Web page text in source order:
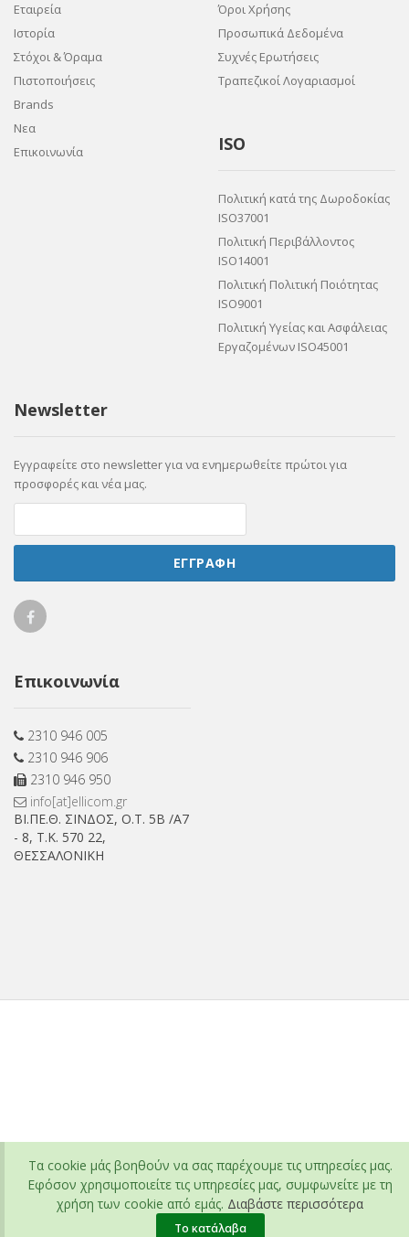
Εταιρεία
Ιστορία
Στόχοι & Όραμα
Πιστοποιήσεις
Brands
Νεα
Επικοινωνία
Όροι Χρήσης
Προσωπικά Δεδομένα
Συχνές Ερωτήσεις
Τραπεζικοί Λογαριασμοί
ISO
Πολιτική κατά της Δωροδοκίας
ISO37001
Πολιτική Περιβάλλοντος
ISO14001
Πολιτική Πολιτική Ποιότητας
ISO9001
Πολιτική Υγείας και Ασφάλειας
Εργαζομένων ISO45001
Newsletter
Εγγραφείτε στο newsletter για να ενημερωθείτε πρώτοι για
προσφορές και νέα μας.
ΕΓΓΡΑΦΗ
Ellicom
Facebook
Επικοινωνία
2310 946 005
2310 946 906
2310 946 950
info[at]ellicom.gr
ΒΙ.ΠΕ.Θ. ΣΙΝΔΟΣ, Ο.Τ. 5Β /Α7
- 8, Τ.Κ. 570 22,
ΘΕΣΣΑΛΟΝΙΚΗ
Τα cookie μάς βοηθούν να σας παρέχουμε τις υπηρεσίες μας.
Εφόσον χρησιμοποιείτε τις υπηρεσίες μας, συμφωνείτε με τη
χρήση των cookie από εμάς. Διαβάστε περισσότερα
Το κατάλαβα